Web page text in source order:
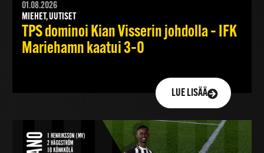
01.08.2026
MIEHET, UUTISET
TPS dominoi Kian Visserin johdolla – IFK
Mariehamn kaatui 3–0
LUE LISÄÄ